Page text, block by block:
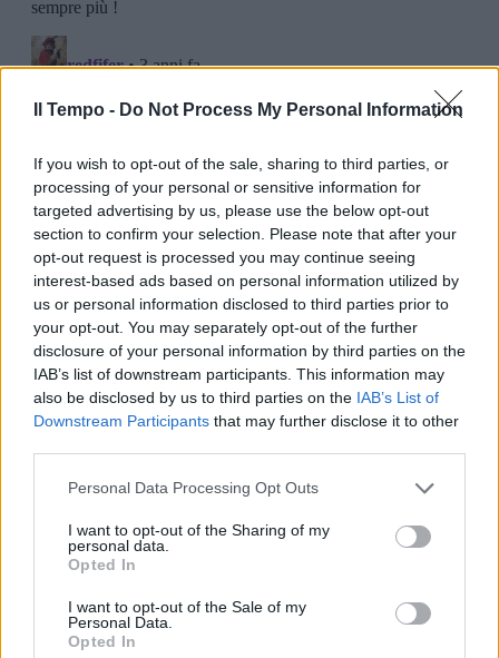
Il Tempo - Do Not Process My Personal Information
If you wish to opt-out of the sale, sharing to third parties, or
processing of your personal or sensitive information for
targeted advertising by us, please use the below opt-out
section to confirm your selection. Please note that after your
opt-out request is processed you may continue seeing
interest-based ads based on personal information utilized by
us or personal information disclosed to third parties prior to
your opt-out. You may separately opt-out of the further
disclosure of your personal information by third parties on the
IAB’s list of downstream participants. This information may
also be disclosed by us to third parties on the IAB’s List of
Downstream Participants that may further disclose it to other
Personal Data Processing Opt Outs
I want to opt-out of the Sharing of my
personal data.
Opted In
I want to opt-out of the Sale of my
Personal Data.
Opted In